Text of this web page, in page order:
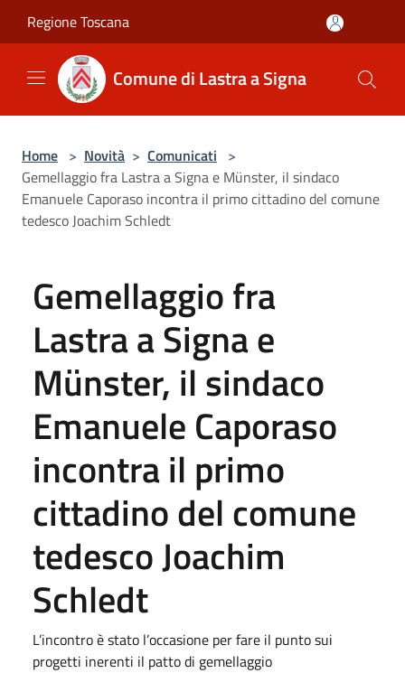
Regione Toscana
Comune di Lastra a Signa
Home > Novità > Comunicati >
Gemellaggio fra Lastra a Signa e Münster, il sindaco
Emanuele Caporaso incontra il primo cittadino del comune
tedesco Joachim Schledt
Gemellaggio fra
Lastra a Signa e
Münster, il sindaco
Emanuele Caporaso
incontra il primo
cittadino del comune
tedesco Joachim
Schledt
L’incontro è stato l’occasione per fare il punto sui
progetti inerenti il patto di gemellaggio